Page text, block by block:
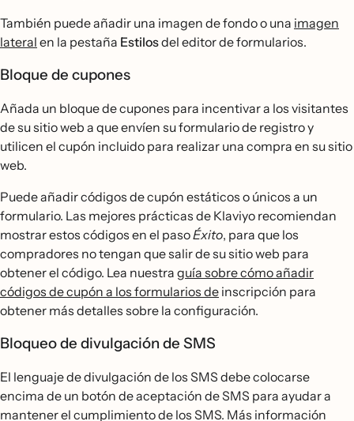
También puede añadir una imagen de fondo o una imagen
lateral en la pestaña Estilosdel editor de formularios.
Bloque de cupones
Añada un bloque de cupones para incentivar a los visitantes
de su sitio web a que envíen su formulario de registro y
utilicen el cupón incluido para realizar una compra en su sitio
web.
Puede añadir códigos de cupón estáticos o únicos a un
formulario. Las mejores prácticas de Klaviyo recomiendan
mostrar estos códigos en el pasoÉxito, para que los
compradores no tengan que salir de su sitio web para
obtener el código. Lea nuestra guía sobre cómo añadir
códigos de cupón a los formularios de inscripción para
obtener más detalles sobre la configuración.
Bloqueo de divulgación de SMS
El lenguaje de divulgación de los SMS debe colocarse
encima de un botón de aceptación de SMS para ayudar a
mantener el cumplimiento de los SMS. Más información